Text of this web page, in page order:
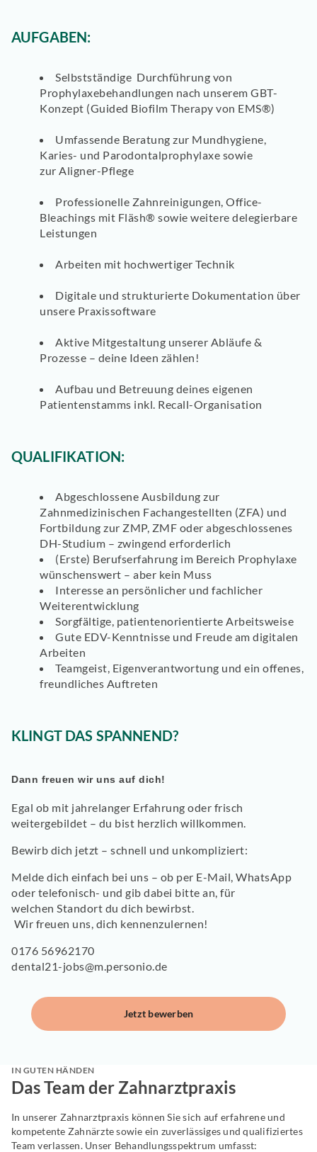
AUFGABEN:
Selbstständige Durchführung von
Prophylaxebehandlungen nach unserem GBT-
Konzept (Guided Biofilm Therapy von EMS®)
Umfassende Beratung zur Mundhygiene,
Karies- und Parodontalprophylaxe sowie
zur Aligner-Pflege
Professionelle Zahnreinigungen, Office-
Bleachings mit Fläsh® sowie weitere delegierbare
Leistungen
Arbeiten mit hochwertiger Technik
Digitale und strukturierte Dokumentation über
unsere Praxissoftware
Aktive Mitgestaltung unserer Abläufe &
Prozesse – deine Ideen zählen!
Aufbau und Betreuung deines eigenen
Patientenstamms inkl. Recall-Organisation
QUALIFIKATION:
Abgeschlossene Ausbildung zur
Zahnmedizinischen Fachangestellten (ZFA) und
Fortbildung zur ZMP, ZMF oder abgeschlossenes
DH-Studium – zwingend erforderlich
(Erste) Berufserfahrung im Bereich Prophylaxe
wünschenswert – aber kein Muss
Interesse an persönlicher und fachlicher
Weiterentwicklung
Sorgfältige, patientenorientierte Arbeitsweise
Gute EDV-Kenntnisse und Freude am digitalen
Arbeiten
Teamgeist, Eigenverantwortung und ein offenes,
freundliches Auftreten
KLINGT DAS SPANNEND?
Dann freuen wir uns auf dich!
Egal ob mit jahrelanger Erfahrung oder frisch
weitergebildet – du bist herzlich willkommen.
Bewirb dich jetzt – schnell und unkompliziert:
Melde dich einfach bei uns – ob per E-Mail, WhatsApp
oder telefonisch- und gib dabei bitte an, für
welchen Standort du dich bewirbst.
Wir freuen uns, dich kennenzulernen!
0176 56962170
dental21-jobs@m.personio.de
Jetzt bewerben
IN GUTEN HÄNDEN
Das Team der Zahnarztpraxis
In unserer Zahnarztpraxis können Sie sich auf erfahrene und
kompetente Zahnärzte sowie ein zuverlässiges und qualifiziertes
Team verlassen. Unser Behandlungsspektrum umfasst: